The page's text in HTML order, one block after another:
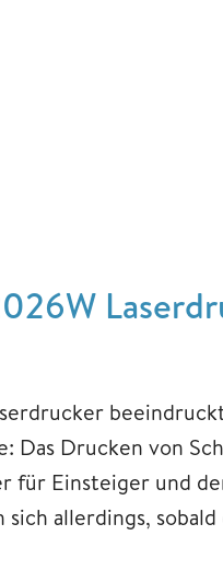
Das Drucken von
für Einsteiger und
allerdings,